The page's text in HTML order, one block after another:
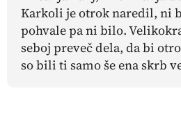
Karkoli je otrok naredil, ni
pohvale pa ni bilo.
seboj preveč dela, da bi
so bili ti samo še ena skrb